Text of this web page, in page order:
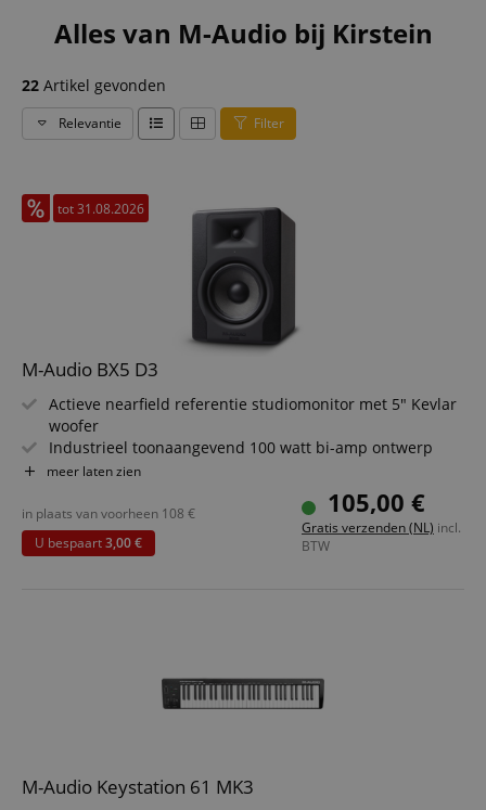
Alles van M-Audio bij Kirstein
22 Artikel gevonden
Relevantie Filter
tot 31.08.2026
M-Audio BX5 D3
Actieve nearfield referentie studiomonitor met 5" Kevlar
woofer
Industrieel toonaangevend 100 watt bi-amp ontwerp
1" zijden dome tweeter levert zachte & natuurlijke klank
Nieuwe, geoptimaliseerde waveguide voor precieze
geluidsweergave
Ultra-breed frequentiebereik 52 - 35.000 Hz
"Acoustic Space"-regeling voor fijne klankafstemming
meer laten zien
105,00 €
Gratis verzenden (NL) incl.
BTW
in plaats van voorheen 108 €
U bespaart3,00 €
M-Audio Keystation 61 MK3